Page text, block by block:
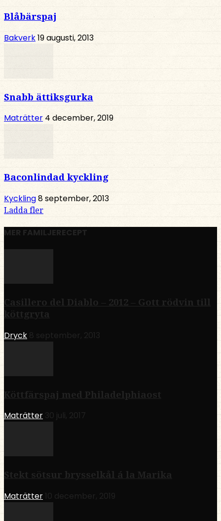
Blåbärspaj
Bakverk19 augusti, 2013
Snabb ättiksgurka
Maträtter 4 december, 2019
Baconlindad kyckling
Kyckling8 september, 2013
Ladda fler
MER FAMILJERECEPT
Casillero del Diablo – 2012 – Gott rödvin till
köttgryta
Dryck 8 september, 2013
Köttfärspaj med Philadelphiaost
Maträtter 30 juli, 2017
Stekt sötsur brysselkål á la Marika
Maträtter 10 december, 2019